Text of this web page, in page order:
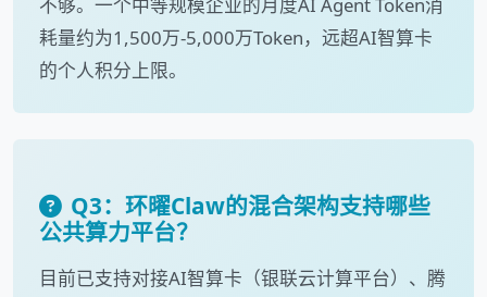
耗量约为1,500万-5,000万Token，远超AI智算卡
的个人积分上限。
Q3：环曜Claw的混合架构支持哪些
公共算力平台？
目前已支持对接AI智算卡（银联云计算平台）、腾